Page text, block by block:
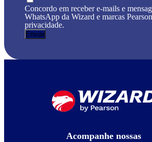
Concordo em receber e-mails e
WhatsApp da Wizard e marcas
privacidade.
Acompanhe nossas